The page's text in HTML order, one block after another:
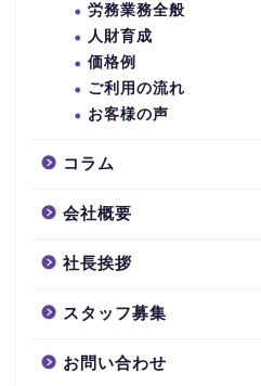
労務業務全般
人財育成
価格例
ご利用の流れ
お客様の声
コラム
会社概要
社長挨拶
スタッフ募集
お問い合わせ